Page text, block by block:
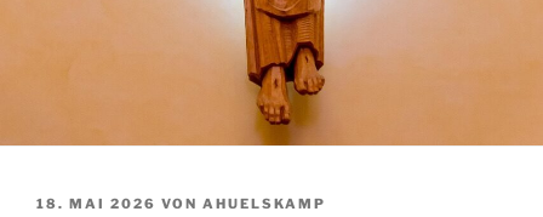
VERÖFFENTLICHT
18. MAI 2026 VON AHUELSKAMP